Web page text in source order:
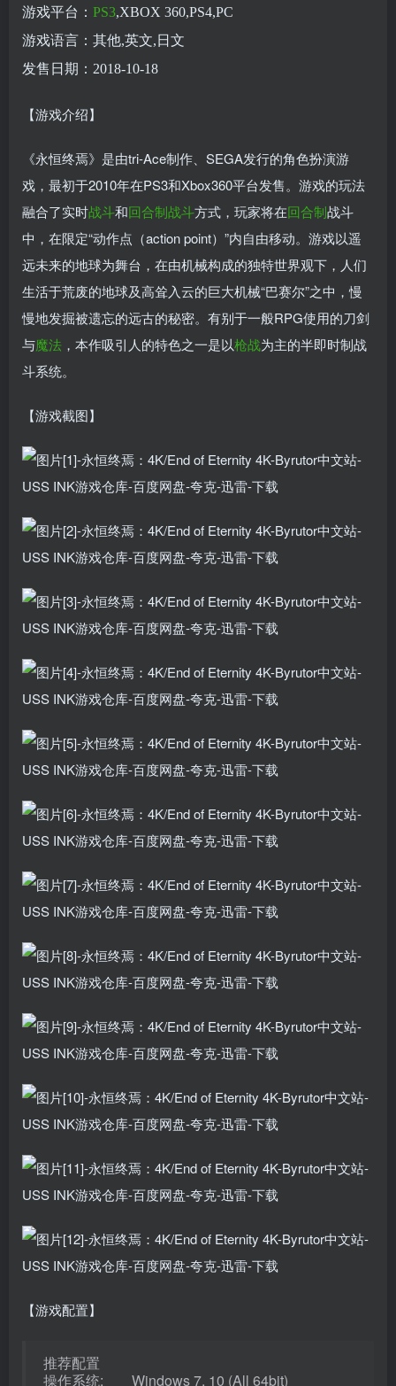
游戏平台： PS3,XBOX 360,PS4,PC
游戏语言：其他,英文,日文
发售日期：2018-10-18
【游戏介绍】
《永恒终焉》是由tri-Ace制作、SEGA发行的角色扮演游
戏，最初于2010年在PS3和Xbox360平台发售。游戏的玩法
融合了实时战斗和回合制战斗方式，玩家将在回合制战斗
中，在限定“动作点（action point）”内自由移动。游戏以遥
远未来的地球为舞台，在由机械构成的独特世界观下，人们
生活于荒废的地球及高耸入云的巨大机械“巴赛尔”之中，慢
慢地发掘被遗忘的远古的秘密。有别于一般RPG使用的刀剑
与魔法 ，本作吸引人的特色之一是以枪战为主的半即时制战
斗系统。
【游戏截图】
【游戏配置】
推荐配置
操作系统: Windows 7, 10 (All 64bit)